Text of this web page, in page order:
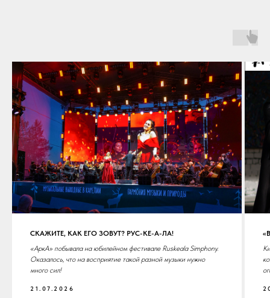
СКАЖИТЕ, КАК ЕГО ЗОВУТ? РУС-КЕ-А-ЛА!
«АркА» побывала на юбилейном фестивале Ruskeala Simphony.
Оказалось, что на восприятие такой разной музыки нужно
много сил!
21.07.2026